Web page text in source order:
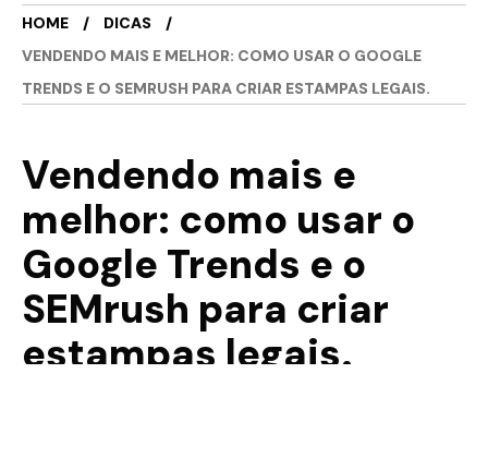
HOME
DICAS
VENDENDO MAIS E MELHOR: COMO USAR O GOOGLE
TRENDS E O SEMRUSH PARA CRIAR ESTAMPAS LEGAIS.
Vendendo mais e
melhor: como usar o
Google Trends e o
SEMrush para criar
estampas legais.